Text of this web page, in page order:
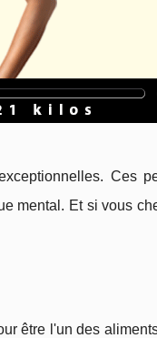
Ces
mental. Et si vous
être l'un des